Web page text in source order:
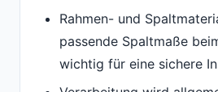
Rahmen- und
passende Spaltmaße
wichtig für eine sichere